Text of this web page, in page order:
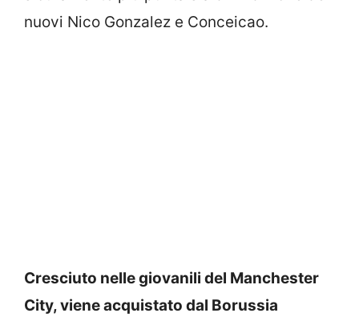
nuovi Nico Gonzalez e Conceicao.
Cresciuto nelle giovanili del Manchester
City, viene acquistato dal Borussia